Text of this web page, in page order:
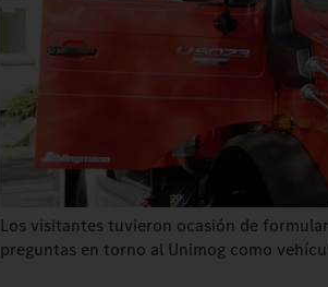
Los visitantes tuvieron ocasión de
preguntas en torno al Unimog como